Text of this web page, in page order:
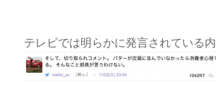
テレビでは明らかに発言されている